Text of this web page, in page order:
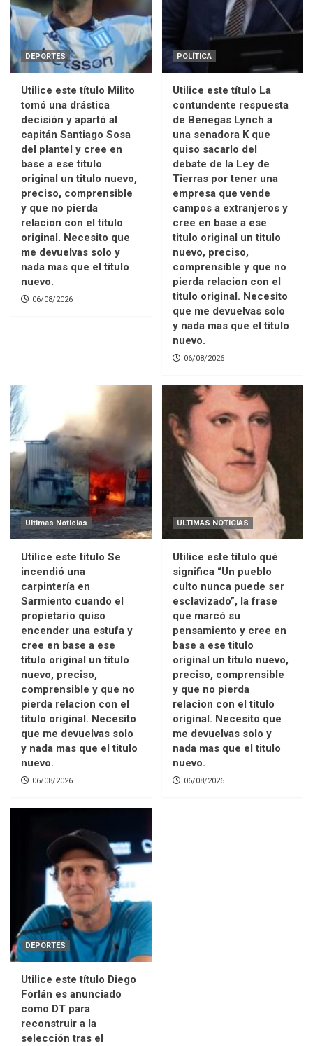
DEPORTES
Utilice este título Milito
tomó una drástica
decisión y apartó al
capitán Santiago Sosa
del plantel y cree en
base a ese titulo
original un titulo nuevo,
preciso, comprensible
y que no pierda
relacion con el titulo
original. Necesito que
me devuelvas solo y
nada mas que el titulo
nuevo.
06/08/2026
POLÍTICA
Utilice este título La
contundente respuesta
de Benegas Lynch a
una senadora K que
quiso sacarlo del
debate de la Ley de
Tierras por tener una
empresa que vende
campos a extranjeros y
cree en base a ese
titulo original un titulo
nuevo, preciso,
comprensible y que no
pierda relacion con el
titulo original. Necesito
que me devuelvas solo
y nada mas que el titulo
nuevo.
06/08/2026
Ultimas Noticias
Utilice este título Se
incendió una
carpintería en
Sarmiento cuando el
propietario quiso
encender una estufa y
cree en base a ese
titulo original un titulo
nuevo, preciso,
comprensible y que no
pierda relacion con el
titulo original. Necesito
que me devuelvas solo
y nada mas que el titulo
nuevo.
06/08/2026
ULTIMAS NOTICIAS
Utilice este título qué
significa “Un pueblo
culto nunca puede ser
esclavizado”, la frase
que marcó su
pensamiento y cree en
base a ese titulo
original un titulo nuevo,
preciso, comprensible
y que no pierda
relacion con el titulo
original. Necesito que
me devuelvas solo y
nada mas que el titulo
nuevo.
06/08/2026
DEPORTES
Utilice este título Diego
Forlán es anunciado
como DT para
reconstruir a la
selección tras el